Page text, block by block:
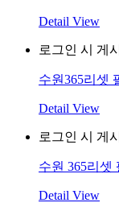
Detail View
로그인 시 게
수원365리셋
Detail View
로그인 시 게
수원 365리셋
Detail View